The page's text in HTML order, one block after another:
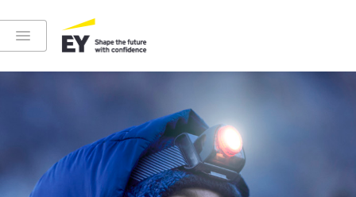
Instagram
LinkedIn